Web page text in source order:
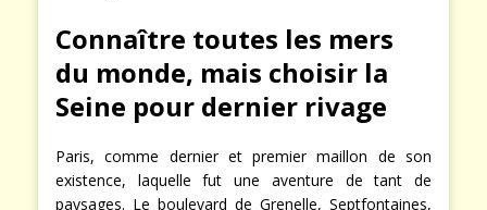
Connaître toutes les mers
du monde, mais choisir la
Seine pour dernier rivage
Paris, comme dernier et premier maillon de son
existence, laquelle fut une aventure de tant de
paysages. Le boulevard de Grenelle, Septfontaines,